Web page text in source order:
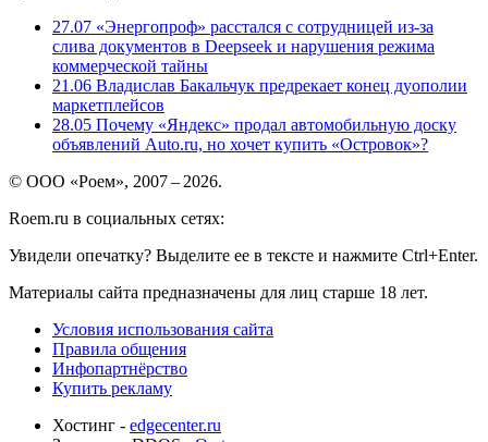
27.07 «Энергопроф» расстался с сотрудницей из-за
слива документов в Deepseek и нарушения режима
коммерческой тайны
21.06 Владислав Бакальчук предрекает конец дуополии
маркетплейсов
28.05 Почему «Яндекс» продал автомобильную доску
объявлений Auto.ru, но хочет купить «Островок»?
© ООО «Роем», 2007 – 2026.
Roem.ru в социальных сетях:
Увидели опечатку? Выделите ее в тексте и нажмите Ctrl+Enter.
Материалы сайта предназначены для лиц старше 18 лет.
Условия использования сайта
Правила общения
Инфопартнёрство
Купить рекламу
Хостинг - edgecenter.ru